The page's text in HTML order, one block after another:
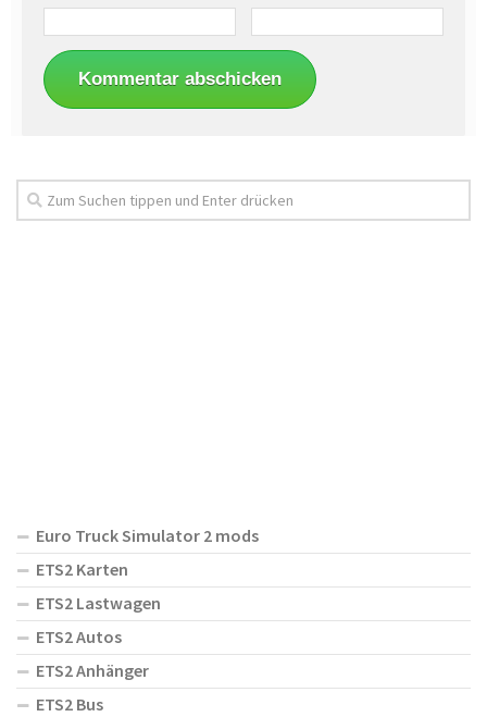
Euro Truck Simulator 2 mods
ETS2 Karten
ETS2 Lastwagen
ETS2 Autos
ETS2 Anhänger
ETS2 Bus